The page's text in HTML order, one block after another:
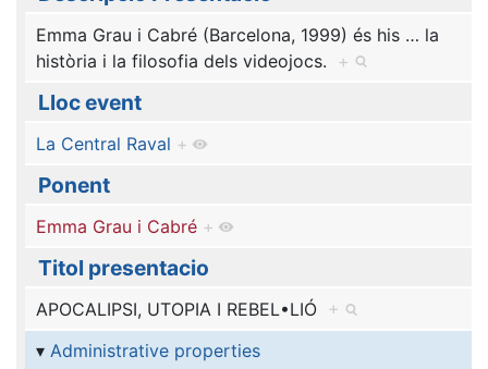
Emma Grau i Cabré (Barcelona, 1999) és his… la
història i la filosofia dels videojocs.
+
Lloc event
La Central Raval +
Ponent
Emma Grau i Cabré +
Titol presentacio
APOCALIPSI, UTOPIA I REBEL•LIÓ +
Administrative properties